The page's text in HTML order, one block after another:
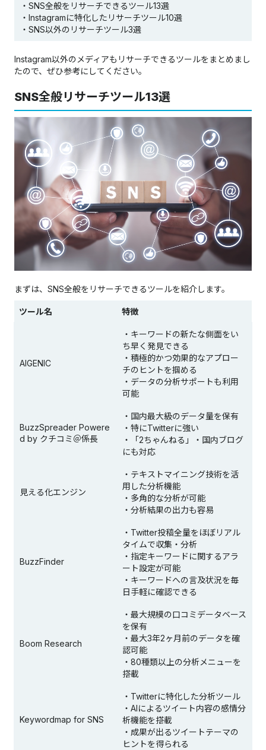
・SNS全般をリサーチできるツール13選
・Instagramに特化したリサーチツール10選
・SNS以外のリサーチツール3選
Instagram以外のメディアもリサーチできるツールをまとめまし
たので、ぜひ参考にしてください。
SNS全般リサーチツール13選
まずは、SNS全般をリサーチできるツールを紹介します。
ツール名 特徴
AIGENIC
・キーワードの新たな側面をい
ち早く発見できる
・積極的かつ効果的なアプロー
チのヒントを掴める
・データの分析サポートも利用
可能
BuzzSpreader Powere
d by クチコミ＠係長
・国内最大級のデータ量を保有
・特にTwitterに強い
・「2ちゃんねる」・国内ブログ
にも対応
見える化エンジン
・テキストマイニング技術を活
用した分析機能
・多角的な分析が可能
・分析結果の出力も容易
BuzzFinder
・Twitter投稿全量をほぼリアル
タイムで収集・分析
・指定キーワードに関するアラ
ート設定が可能
・キーワードへの言及状況を毎
日手軽に確認できる
Boom Research
・最大規模の口コミデータベース
を保有
・最大3年2ヶ月前のデータを確
認可能
・80種類以上の分析メニューを
搭載
Keywordmap for SNS
・Twitterに特化した分析ツール
・AIによるツイート内容の感情分
析機能を搭載
・成果が出るツイートテーマの
ヒントを得られる